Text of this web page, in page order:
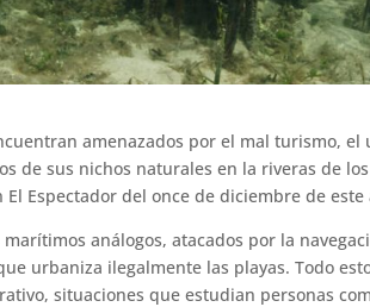
amenazados por el mal turismo, el
de sus nichos naturales en la riveras de
Espectador del once de diciembre de este
análogos, atacados por la
urbaniza ilegalmente las playas. Todo
situaciones que estudian personas